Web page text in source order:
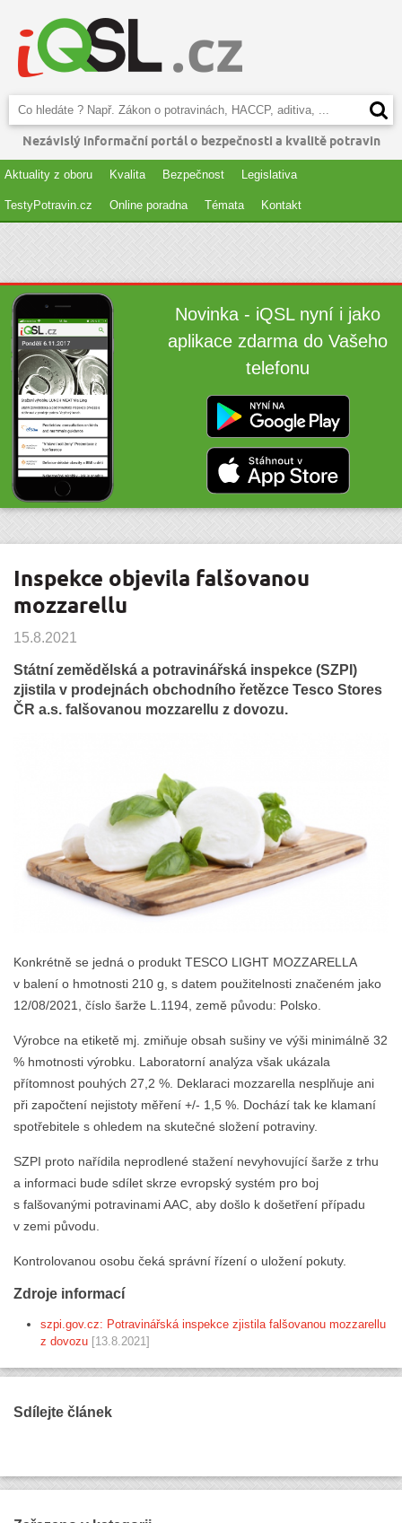
Nezávislý informační portál o bezpečnosti a kvalitě potravin
Aktuality z oboru Kvalita Bezpečnost Legislativa
TestyPotravin.cz Online poradna Témata Kontakt
Novinka - iQSL nyní i jako
aplikace zdarma do Vašeho
telefonu
Inspekce objevila falšovanou
mozzarellu
15.8.2021
Státní zemědělská a potravinářská inspekce (SZPI)
zjistila v prodejnách obchodního řetězce Tesco Stores
ČR a.s. falšovanou mozzarellu z dovozu.
Konkrétně se jedná o produkt TESCO LIGHT MOZZARELLA
v balení o hmotnosti 210 g, s datem použitelnosti značeném jako
12/08/2021, číslo šarže L.1194, země původu: Polsko.
Výrobce na etiketě mj. zmiňuje obsah sušiny ve výši minimálně 32
% hmotnosti výrobku. Laboratorní analýza však ukázala
přítomnost pouhých 27,2 %. Deklaraci mozzarella nesplňuje ani
při započtení nejistoty měření +/- 1,5 %. Dochází tak ke klamaní
spotřebitele s ohledem na skutečné složení potraviny.
SZPI proto nařídila neprodlené stažení nevyhovující šarže z trhu
a informaci bude sdílet skrze evropský systém pro boj
s falšovanými potravinami AAC, aby došlo k došetření případu
v zemi původu.
Kontrolovanou osobu čeká správní řízení o uložení pokuty.
Zdroje informací
szpi.gov.cz: Potravinářská inspekce zjistila falšovanou mozzarellu
z dovozu [13.8.2021]
Sdílejte článek